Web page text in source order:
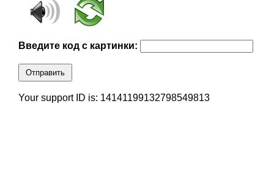
Введите код с картинки:
Отправить
Your support ID is: 14141199132798549813